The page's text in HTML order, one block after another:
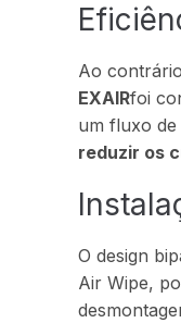
Ao
EXAIRfoi
um fluxo
reduzir os
O design
Air Wipe,